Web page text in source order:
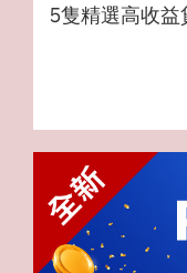
5隻精選高收益